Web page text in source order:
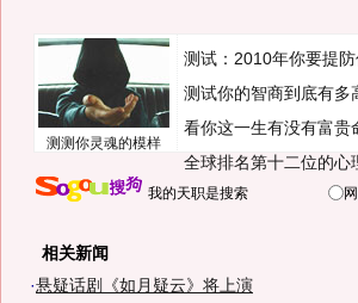
测测你灵魂的模样
测试：2010年你要提
测试你的智商到底有多
看你这一生有没有富贵
全球排名第十二位的心
我的天职是搜索
相关新闻
·悬疑话剧《如月疑云》将上演